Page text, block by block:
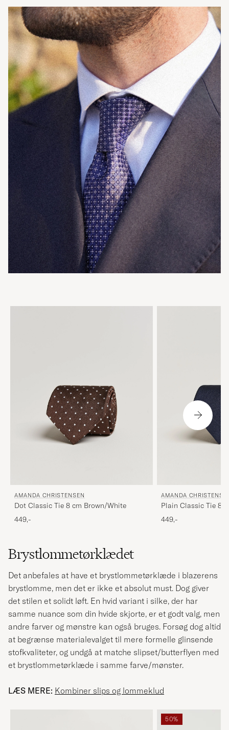
AMANDA CHRISTENSEN
Dot Classic Tie 8 cm Brown/White
449,-
AMANDA
Plain Classic Tie 8
449,-
Brystlommetørklædet
Det anbefales at have et brystlommetørklæde i blazerens
brystlomme, men det er ikke et absolut must. Dog giver
det stilen et solidt løft. En hvid variant i silke, der har
samme nuance som din hvide skjorte, er et godt valg, men
andre farver og mønstre kan også bruges. Forsøg dog altid
at begrænse materialevalget til mere formelle glinsende
stofkvaliteter, og undgå at matche slipset/butterflyen med
et brystlommetørklæde i samme farve/mønster.
LÆS MERE: Kombiner slips og lommeklud
50%